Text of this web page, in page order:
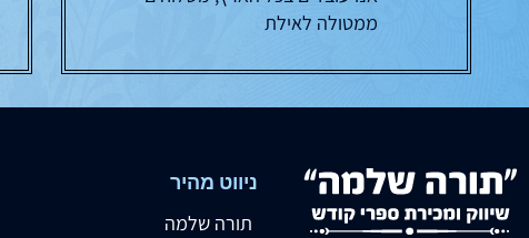
ממטולה לאילת
ניווט מהיר
תורה שלמה